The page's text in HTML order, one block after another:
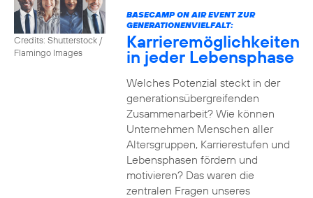
Credits: Shutterstock /
Flamingo Images
BASECAMP ON AIR EVENT ZUR
GENERATIONENVIELFALT:
Karrieremöglichkeiten
in jeder Lebensphase
Welches Potenzial steckt in der
generationsübergreifenden
Zusammenarbeit? Wie können
Unternehmen Menschen aller
Altersgruppen, Karrierestufen und
Lebensphasen fördern und
motivieren? Das waren die
zentralen Fragen unseres